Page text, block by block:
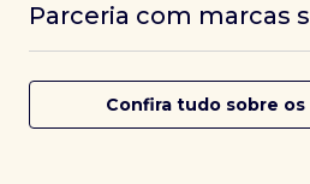
converte seus
conta com acesso a mais de
Pass ao redor do mundo.
das melhores pontuações
Parceria com marcas
cartões Safra.
Confira tudo sobre